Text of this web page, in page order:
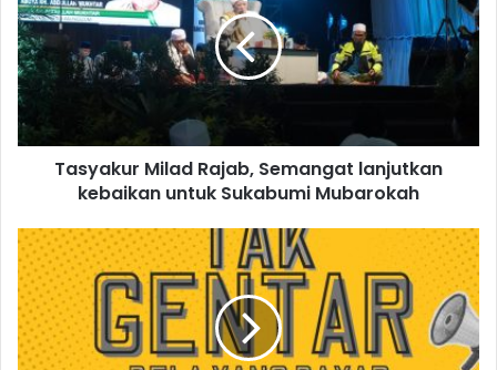
Tasyakur Milad Rajab, Semangat lanjutkan
kebaikan untuk Sukabumi Mubarokah